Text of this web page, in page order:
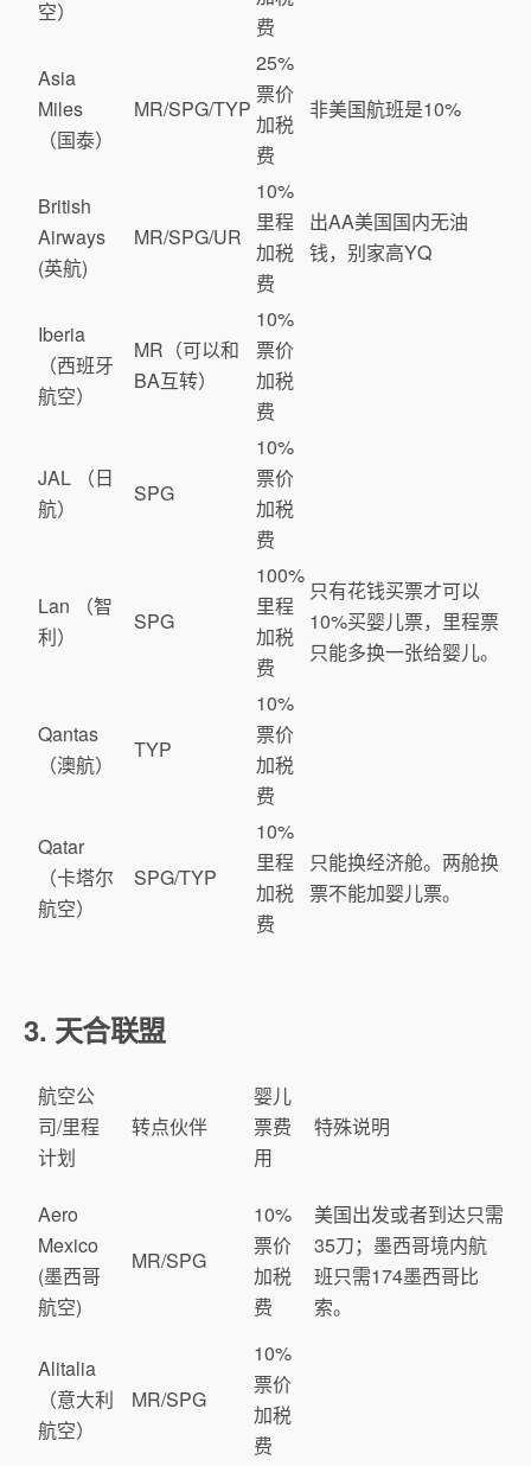
空）
费
Asia
Miles
（国泰）
MR/SPG/TYP
25%
票价
加税
费
非美国航班是10%
British
Airways
(英航)
MR/SPG/UR
10%
里程
加税
费
出AA美国国内无油
钱，别家高YQ
Iberia
（西班牙
航空）
MR（可以和
BA互转）
10%
票价
加税
费
JAL （日
航）
SPG
10%
票价
加税
费
Lan （智
利）
SPG
100%
里程
加税
费
只有花钱买票才可以
10%买婴儿票，里程票
只能多换一张给婴儿。
Qantas
（澳航）
TYP
10%
票价
加税
费
Qatar
（卡塔尔
航空）
SPG/TYP
10%
里程
加税
费
只能换经济舱。两舱换
票不能加婴儿票。
3. 天合联盟
航空公
司/里程
计划
转点伙伴
婴儿
票费
用
特殊说明
Aero
Mexico
(墨西哥
航空)
MR/SPG
10%
票价
加税
费
美国出发或者到达只需
35刀；墨西哥境内航
班只需174墨西哥比
索。
Alitalia
（意大利
航空）
MR/SPG
10%
票价
加税
费